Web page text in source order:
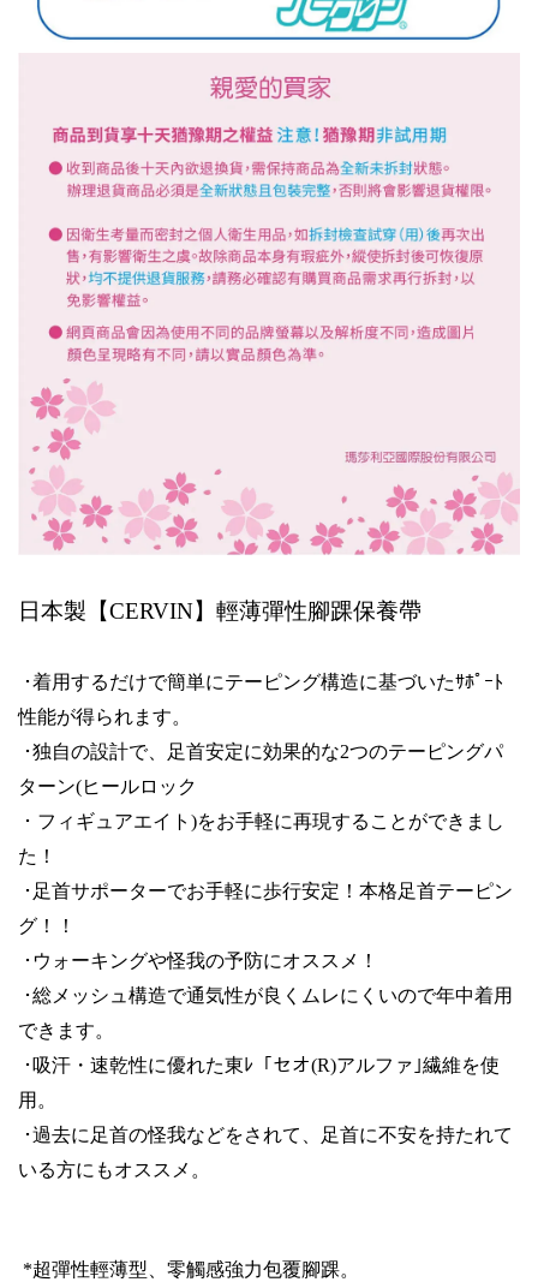
日本製【CERVIN】輕薄彈性腳踝保養帶
･着用するだけで簡単にテーピング構造に基づいたｻﾎﾟｰﾄ
性能が得られます。
･独自の設計で、足首安定に効果的な2つのテーピングパ
ターン(ヒールロック
･ フィギュアエイト )をお手軽に再現することができまし
た！
･足首サポーターでお手軽に歩行安定！本格足首テーピン
グ！！
･ウォーキングや怪我の予防にオススメ！
･総メッシュ構造で通気性が良くムレにくいので年中着用
できます。
･吸汗・速乾性に優れた東ﾚ「セオ(R)アルファ｣繊維を使
用。
･過去に足首の怪我などをされて、足首に不安を持たれて
いる方にもオススメ。
*超彈性輕薄型、零觸感強力包覆腳踝。